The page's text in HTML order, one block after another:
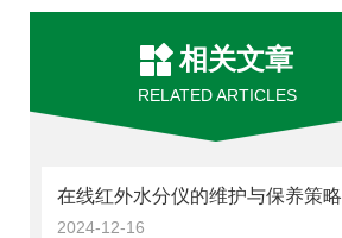
相关文章
RELATED ARTICLES
在线红外水分仪的维护与保养策略
2024-12-16